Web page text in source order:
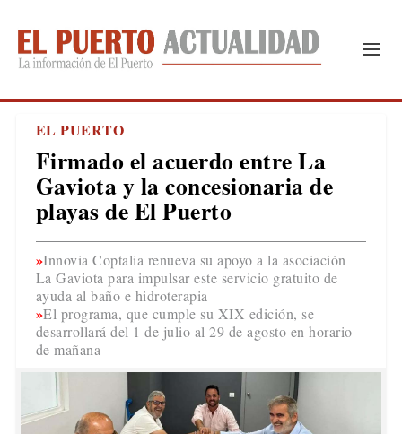
EL PUERTO
Firmado el acuerdo entre La
Gaviota y la concesionaria de
playas de El Puerto
Innovia Coptalia renueva su apoyo a la asociación
La Gaviota para impulsar este servicio gratuito de
ayuda al baño e hidroterapia
El programa, que cumple su XIX edición, se
desarrollará del 1 de julio al 29 de agosto en horario
de mañana